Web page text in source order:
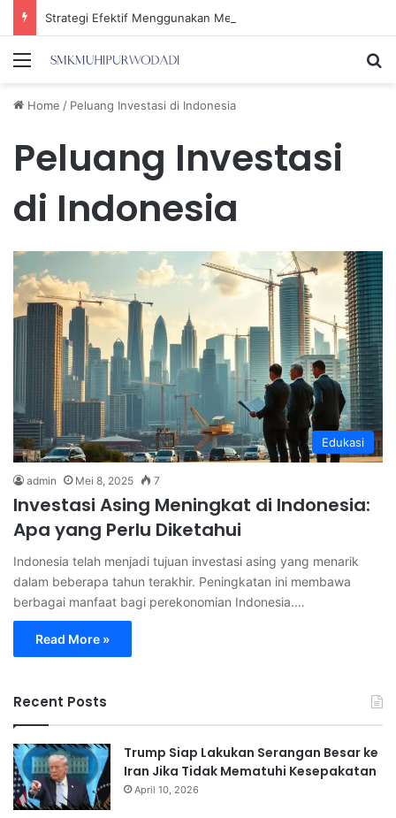
Menu
Home / Peluang Investasi di Indonesia
Peluang Investasi
di Indonesia
Edukasi
admin Mei 8, 2025 7
Investasi Asing Meningkat di Indonesia:
Apa yang Perlu Diketahui
Indonesia telah menjadi tujuan investasi asing yang menarik
dalam beberapa tahun terakhir. Peningkatan ini membawa
berbagai manfaat bagi perekonomian Indonesia.…
Read More »
Recent Posts
Trump Siap Lakukan Serangan Besar ke
Iran Jika Tidak Mematuhi Kesepakatan
April 10, 2026